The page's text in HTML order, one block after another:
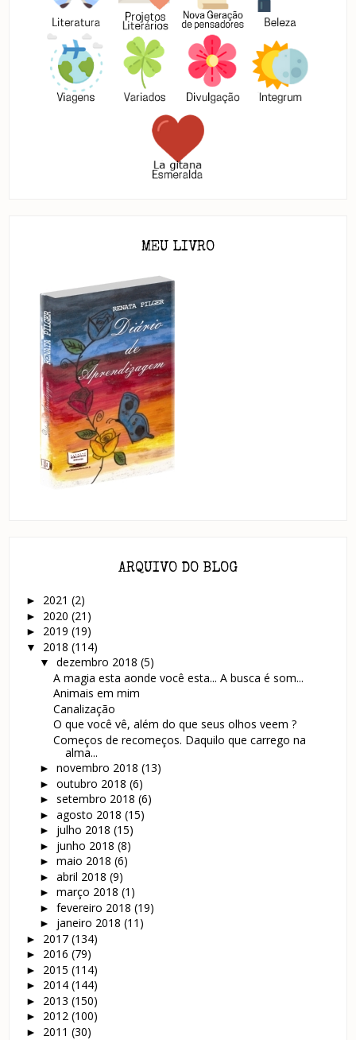
MEU LIVRO
ARQUIVO DO BLOG
► 2021(2)
► 2020(21)
► 2019(19)
▼ 2018(114)
▼ dezembro 2018 (5)
A magia esta aonde você esta... A busca é som...
Animais em mim
Canalização
O que você vê, além do que seus olhos veem ?
Começos de recomeços. Daquilo que carrego na
alma...
► novembro 2018 (13)
► outubro 2018 (6)
► setembro 2018 (6)
► agosto 2018 (15)
► julho 2018 (15)
► junho 2018 (8)
► maio 2018 (6)
► abril 2018 (9)
► março 2018 (1)
► fevereiro 2018 (19)
► janeiro 2018 (11)
► 2017(134)
► 2016(79)
► 2015(114)
► 2014(144)
► 2013(150)
► 2012(100)
► 2011(30)